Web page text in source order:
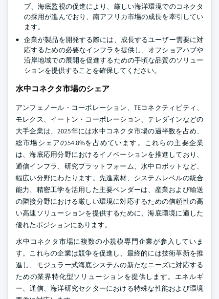
ブ、海底監視の促進により、厳しい海洋環境でのコネクタ
の採用が進んでおり、南アフリカ市場の成長を牽引してい
ます。
企業が製品を開発する際には、成長するユーザー需要に対
応するための必要なインフラを提供し、オフショアハブや
沿岸地域での展開を促進するための手頃な品質のソリュー
ションを提供することを確保してください。
水中コネクタ市場のシェア
アンフェノール・コーポレーション、TEコネクティビティ、
モレクス、イートン・コーポレーション、テレダインなどの
大手企業は、2025年には水中コネクタ市場の過半数を占め、
総市場シェアの54.8%を占めています。これらの主要企業
は、海底応用分野におけるイノベーションを推進しており、
通信インフラ、研究プラットフォーム、水中ロボットなど、
幅広い分野にわたります。先進素材、システムレベルの統合
能力、精密工学を活用した主要ベンダーは、産業および輸送
の隣接分野における厳しい環境に対応するための信頼性の高
い高速ソリューションを提供するために、海底環境に適した
優れたポジションにあります。
水中コネクタ市場に複数の小規模専門企業が参入していま
す。これらの企業は競争を促進し、最終的には技術革新を推
進し、モジュラー式海底システムの新たなニーズに対応する
ための業界特化型ソリューションを提供します。エネルギ
ー、通信、海洋研究セクターにおける特殊な性能および環境